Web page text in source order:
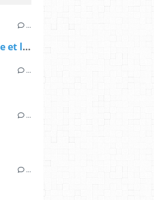
…
Blanche Neige, Proserpine, Alice et les autres
…
…
…